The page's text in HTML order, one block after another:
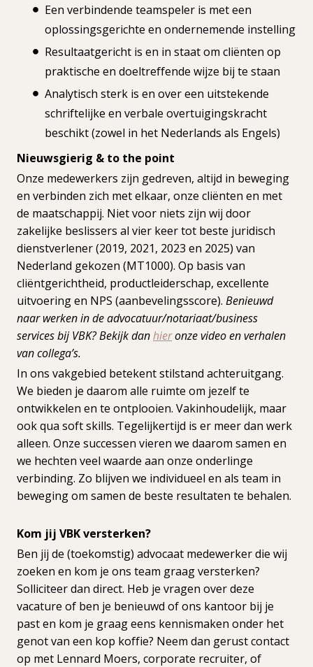
Een verbindende teamspeler is met een
oplossingsgerichte en ondernemende instelling
Resultaatgericht is en in staat om cliënten op
praktische en doeltreffende wijze bij te staan
Analytisch sterk is en over een uitstekende
schriftelijke en verbale overtuigingskracht
beschikt (zowel in het Nederlands als Engels)
Nieuwsgierig & to the point
Onze medewerkers zijn gedreven, altijd in beweging
en verbinden zich met elkaar, onze cliënten en met
de maatschappij. Niet voor niets zijn wij door
zakelijke beslissers al vier keer tot beste juridisch
dienstverlener (2019, 2021, 2023 en 2025) van
Nederland gekozen (MT1000). Op basis van
cliëntgerichtheid, productleiderschap, excellente
uitvoering en NPS (aanbevelingsscore). Benieuwd
naar werken in de advocatuur/notariaat/business
services bij VBK? Bekijk danhieronze video en verhalen
van collega’s.
In ons vakgebied betekent stilstand achteruitgang.
We bieden je daarom alle ruimte om jezelf te
ontwikkelen en te ontplooien. Vakinhoudelijk, maar
ook qua soft skills. Tegelijkertijd is er meer dan werk
alleen. Onze successen vieren we daarom samen en
we hechten veel waarde aan onze onderlinge
verbinding. Zo blijven we individueel en als team in
beweging om samen de beste resultaten te behalen.
Kom jij VBK versterken?
Ben jij de (toekomstig) advocaat medewerker die wij
zoeken en kom je ons team graag versterken?
Solliciteer dan direct. Heb je vragen over deze
vacature of ben je benieuwd of ons kantoor bij je
past en kom je graag eens kennismaken onder het
genot van een kop koffie? Neem dan gerust contact
op met Lennard Moers, corporate recruiter, of